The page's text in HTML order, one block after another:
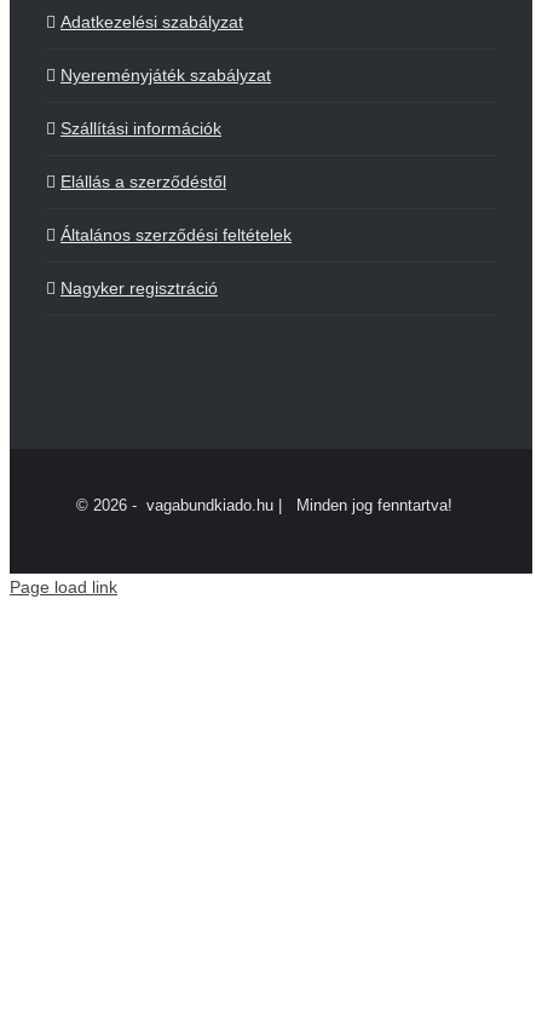
Adatkezelési szabályzat
Nyereményjáték szabályzat
Szállítási információk
Elállás a szerződéstől
Általános szerződési feltételek
Nagyker regisztráció
© 2026 - vagabundkiado.hu | Minden jog fenntartva!
Page load link